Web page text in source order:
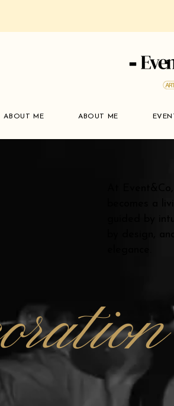
ABOUT ME ABOUT ME
becomes a
guided by
by design,